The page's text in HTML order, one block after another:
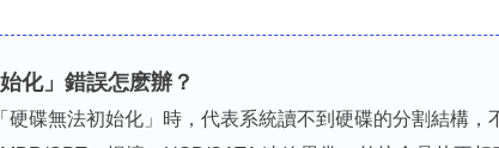
化」錯誤怎麽辦？
硬碟無法初始化」時，代表系統讀不到硬碟的分割結構，